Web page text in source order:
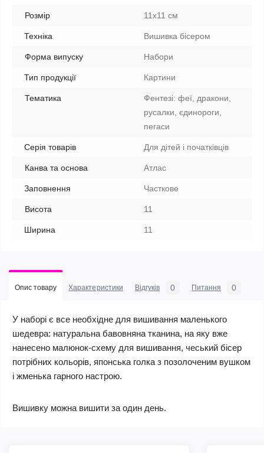
Розмір 11х11 см
Техніка Вишивка бісером
Форма випуску Набори
Тип продукції Картини
Тематика
Фентезі: феї, дракони,
русалки, єдинороги,
пегаси
Серія товарів Для дітей і початківців
Канва та основа Атлас
Заповнення Часткове
Висота 11
Ширина 11
Опис товару Характеристики Відгуків 0 Питання 0
У наборі є все необхідне для вишивання маленького
шедевра: натуральна бавовняна тканина, на яку вже
нанесено малюнок-схему для вишивання, чеський бісер
потрібних кольорів, японська голка з позолоченим вушком
і жменька гарного настрою.
Вишивку можна вишити за один день.